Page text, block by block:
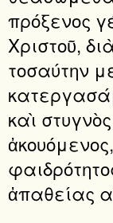
πρόξενος
Χριστοῦ,
τοσαύτην
καὶ
ἀπαθείας